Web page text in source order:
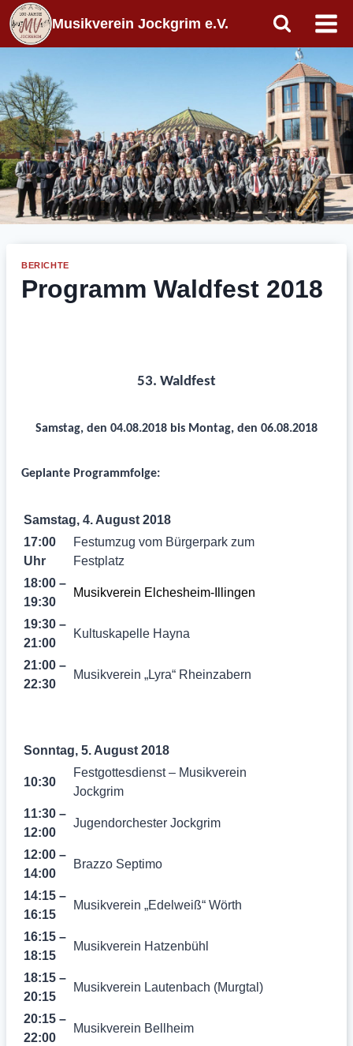
Zum
Inhalt
springen
Musikverein Jockgrim e.V.
BERICHTE
Programm Waldfest 2018
53. Waldfest
Samstag, den 04.08.2018 bis Montag, den 06.08.2018
Geplante Programmfolge:
Samstag, 4. August 2018
17:00
Uhr
Festumzug vom Bürgerpark zum
Festplatz
18:00 –
19:30
Musikverein Elchesheim-Illingen
19:30 –
21:00
Kultuskapelle Hayna
21:00 –
22:30
Musikverein „Lyra“ Rheinzabern
Sonntag, 5. August 2018
10:30
Festgottesdienst – Musikverein
Jockgrim
11:30 –
12:00
Jugendorchester Jockgrim
12:00 –
14:00
Brazzo Septimo
14:15 –
16:15
Musikverein „Edelweiß“ Wörth
16:15 –
18:15
Musikverein Hatzenbühl
18:15 –
20:15
Musikverein Lautenbach (Murgtal)
20:15 –
22:00
Musikverein Bellheim